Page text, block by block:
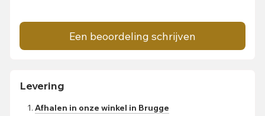
Een beoordeling schrijven
Levering
Afhalen in onze winkel in Brugge